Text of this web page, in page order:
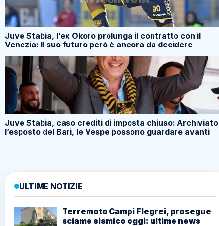
Juve Stabia, l’ex Okoro prolunga il contratto con il
Venezia: Il suo futuro però è ancora da decidere
Juve Stabia, caso crediti di imposta chiuso: Archiviato
l’esposto del Bari, le Vespe possono guardare avanti
ULTIME NOTIZIE
Terremoto Campi Flegrei, prosegue
sciame sismico oggi: ultime news